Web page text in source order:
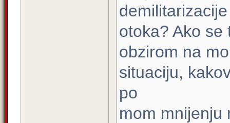
demilitarizacije
otoka? Ako se
obzirom na
situaciju,
po
mom mnijenju